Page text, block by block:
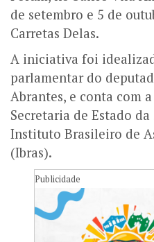
de setembro e 5 de
Carretas Delas.
A iniciativa foi
parlamentar do
Abrantes, e conta com
Secretaria de Estado da
Instituto Brasileiro de
(Ibras).
Publicidade